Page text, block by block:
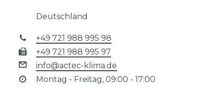
Deutschland
+49 721 988 995 98
+49 721 988 995 97
info@actec-klima.de
Montag - Freitag, 09:00 - 17:00